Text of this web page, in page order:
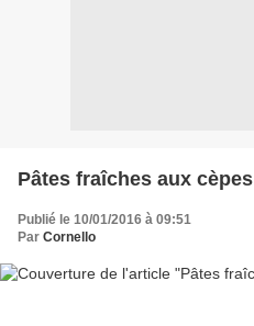
Pâtes fraîches aux cèpes
Publié le 10/01/2016 à 09:51
Par Cornello